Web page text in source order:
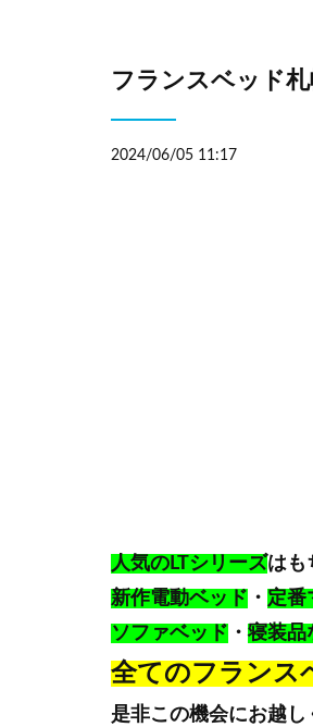
フランスベッド
2024/06/05 11:17
人気のLTシリーズはも
新作電動ベッド ・ 定番
ソファベッド ・寝装品
全てのフランス
是非この機会にお越